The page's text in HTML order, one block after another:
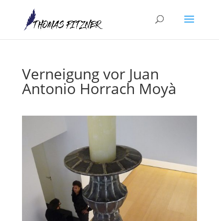
Verneigung vor Juan
Antonio Horrach Moyà